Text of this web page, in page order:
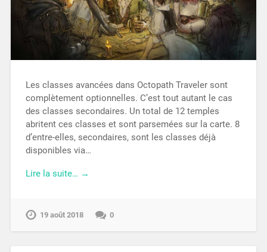
Les classes avancées dans Octopath Traveler sont
complètement optionnelles. C’est tout autant le cas
des classes secondaires. Un total de 12 temples
abritent ces classes et sont parsemées sur la carte. 8
d’entre-elles, secondaires, sont les classes déjà
disponibles via…
Lire la suite… →
19 août 2018 0